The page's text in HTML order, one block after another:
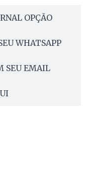
OPÇÃO
WHATSAPP
SEU EMAIL